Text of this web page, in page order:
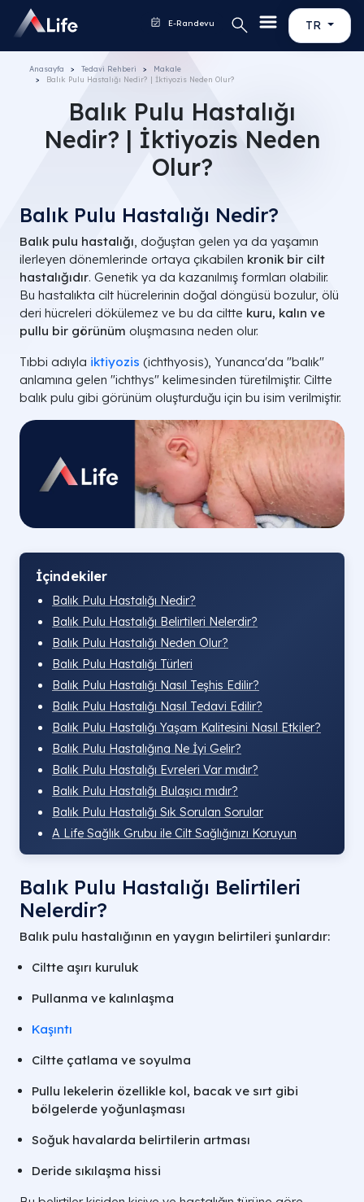
TR
E-Randevu
Anasayfa Tedavi Rehberi
Makale
Balık Pulu Hastalığı Nedir? | İktiyozis Neden Olur?
Balık Pulu Hastalığı
Nedir? | İktiyozis Neden
Olur?
Balık Pulu Hastalığı Nedir?
Balık pulu hastalığı, doğuştan gelen ya da yaşamın
ilerleyen dönemlerinde ortaya çıkabilen kronik bir cilt
hastalığıdır. Genetik ya da kazanılmış formları olabilir.
Bu hastalıkta cilt hücrelerinin doğal döngüsü bozulur, ölü
deri hücreleri dökülemez ve bu da ciltte kuru, kalın ve
pullu bir görünüm oluşmasına neden olur.
Tıbbi adıyla iktiyozis (ichthyosis), Yunanca'da "balık"
anlamına gelen "ichthys" kelimesinden türetilmiştir. Ciltte
balık pulu gibi görünüm oluşturduğu için bu isim verilmiştir.
İçindekiler
Balık Pulu Hastalığı Nedir?
Balık Pulu Hastalığı Belirtileri Nelerdir?
Balık Pulu Hastalığı Neden Olur?
Balık Pulu Hastalığı Türleri
Balık Pulu Hastalığı Nasıl Teşhis Edilir?
Balık Pulu Hastalığı Nasıl Tedavi Edilir?
Balık Pulu Hastalığı Yaşam Kalitesini Nasıl Etkiler?
Balık Pulu Hastalığına Ne İyi Gelir?
Balık Pulu Hastalığı Evreleri Var mıdır?
Balık Pulu Hastalığı Bulaşıcı mıdır?
Balık Pulu Hastalığı Sık Sorulan Sorular
A Life Sağlık Grubu ile Cilt Sağlığınızı Koruyun
Balık Pulu Hastalığı Belirtileri
Nelerdir?
Balık pulu hastalığının en yaygın belirtileri şunlardır:
Ciltte aşırı kuruluk
Pullanma ve kalınlaşma
Kaşıntı
Ciltte çatlama ve soyulma
Pullu lekelerin özellikle kol, bacak ve sırt gibi
bölgelerde yoğunlaşması
Soğuk havalarda belirtilerin artması
Deride sıkılaşma hissi